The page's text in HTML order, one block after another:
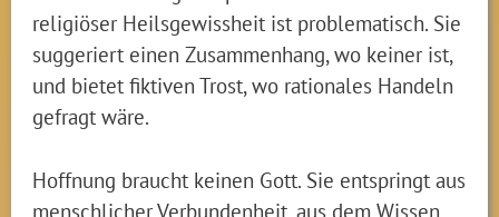
religiöser Heilsgewissheit ist problematisch. Sie
suggeriert einen Zusammenhang, wo keiner ist,
und bietet fiktiven Trost, wo rationales Handeln
gefragt wäre.
Hoffnung braucht keinen Gott. Sie entspringt aus
menschlicher Verbundenheit, aus dem Wissen,